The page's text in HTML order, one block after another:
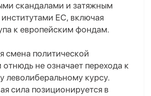
скандалами и затяжным
ЕС, включая
к европейским фондам.
смена политической
не означает перехода к
леволиберальному курсу.
сила позиционируется в